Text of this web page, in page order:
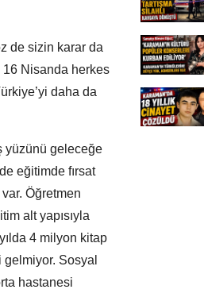
de sizin karar da
16 Nisanda herkes
daha da
yüzünü geleceğe
eğitimde fırsat
Öğretmen
alt yapısıyla
4 milyon kitap
gelmiyor. Sosyal
hastanesi